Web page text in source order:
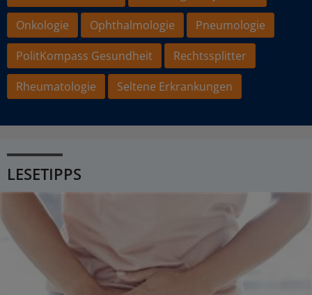
Onkologie
Ophthalmologie
Pneumologie
PolitKompass Gesundheit
Rechtssplitter
Rheumatologie
Seltene Erkrankungen
LESETIPPS